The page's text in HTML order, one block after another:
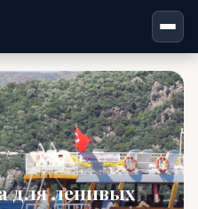
для ленивых